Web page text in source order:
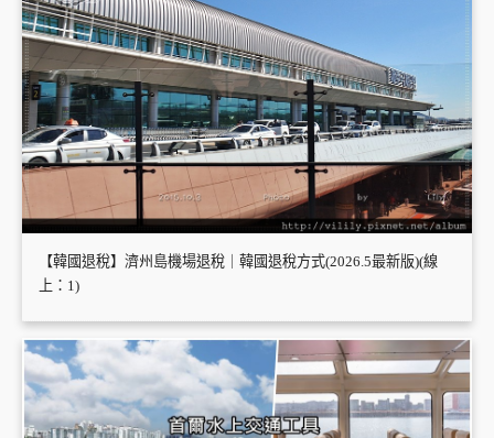
【韓國退稅】濟州島機場退稅｜韓國退稅方式(2026.5最新版)(線
上：1)